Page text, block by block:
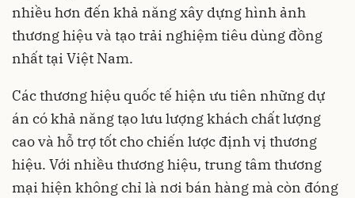
nhiều hơn đến khả năng xây dựng hình ảnh
thương hiệu và tạo trải nghiệm tiêu dùng đồng
nhất tại Việt Nam.
Các thương hiệu quốc tế hiện ưu tiên những dự
án có khả năng tạo lưu lượng khách chất lượng
cao và hỗ trợ tốt cho chiến lược định vị thương
hiệu. Với nhiều thương hiệu, trung tâm thương
mại hiện không chỉ là nơi bán hàng mà còn đóng